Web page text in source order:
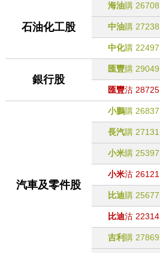
石油化工股
海油購 26708
中油購 27238
中化購 22497
銀行股
匯豐購 29049
匯豐沽 28725
汽車及零件股
小鵬購 26837
長汽購 27131
小米購 25397
小米沽 26121
比迪購 25677
比迪沽 22314
吉利 購 27869